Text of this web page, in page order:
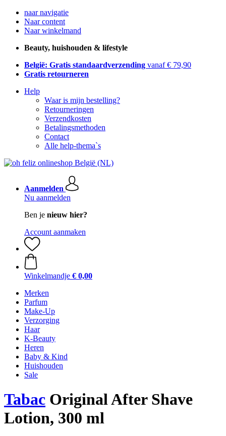
naar navigatie
Naar content
Naar winkelmand
Beauty, huishouden & lifestyle
België: Gratis standaardverzending vanaf € 79,90
Gratis retourneren
Help
Waar is mijn bestelling?
Retourneringen
Verzendkosten
Betalingsmethoden
Contact
Alle help-thema`s
Aanmelden
Nu aanmelden
Ben je nieuw hier?
Account aanmaken
Winkelmandje € 0,00
Merken
Parfum
Make-Up
Verzorging
Haar
K-Beauty
Heren
Baby & Kind
Huishouden
Sale
Tabac Original After Shave
Lotion, 300 ml